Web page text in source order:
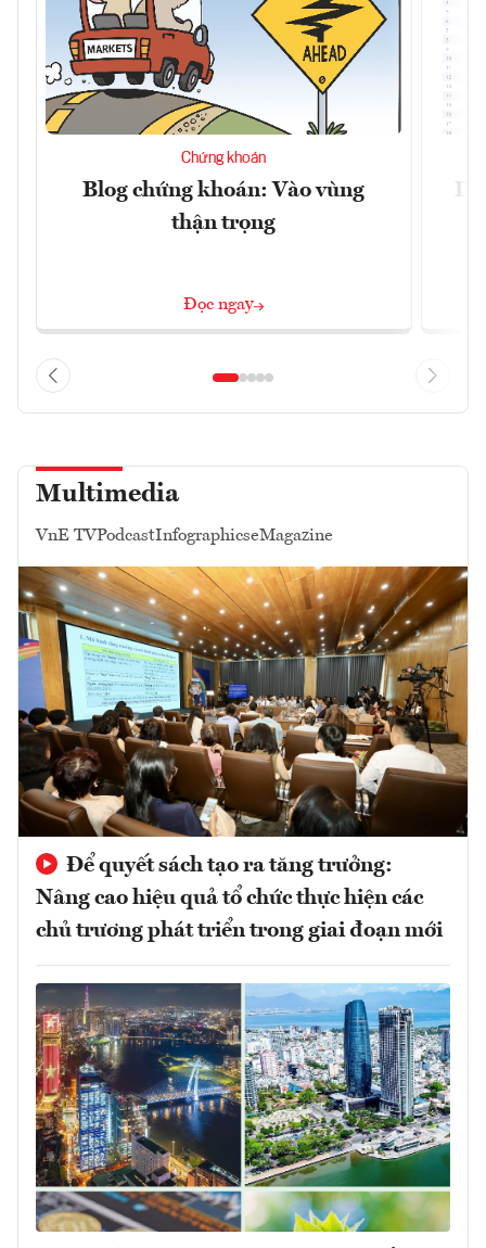
Chứng khoán
Blog chứng khoán: Vào vùng
thận trọng
Đọc ngay
Multimedia
VnE TVPodcastInfographicseMagazine
Để quyết sách tạo ra tăng trưởng:
Nâng cao hiệu quả tổ chức thực hiện các
chủ trương phát triển trong giai đoạn mới